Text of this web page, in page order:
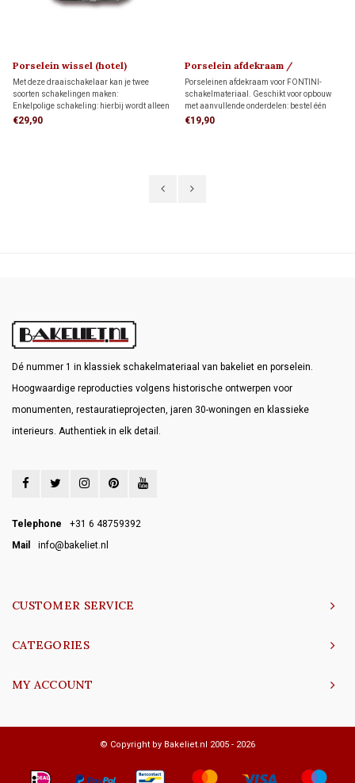
Porselein wissel (hotel)
schakelaar 1910
Met deze draaischakelaar kan je twee
soorten schakelingen maken:
Enkelpolige schakeling: hierbij wordt alleen
de stroomvoerende draad onderbroken.
€29,90
Porselein afdekraam /
montageplaat 1910
Porseleinen afdekraam voor FONTINI-
schakelmateriaal. Geschikt voor opbouw
met aanvullende onderdelen: bestel één
montagering voor directe wandmontage of
€19,90
Dé nummer 1 in klassiek schakelmateriaal van bakeliet en porselein.
Hoogwaardige reproducties volgens historische ontwerpen voor
monumenten, restauratieprojecten, jaren 30-woningen en klassieke
interieurs. Authentiek in elk detail.
Telephone
+31 6 48759392
Mail
info@bakeliet.nl
CUSTOMER SERVICE
CATEGORIES
MY ACCOUNT
© Copyright by Bakeliet.nl 2005 - 2026